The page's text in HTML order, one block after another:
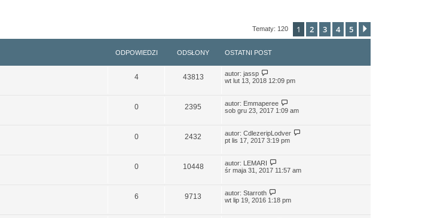
Tematy: 120 1 2 3 4 5
ODPOWIEDZI ODSŁONY OSTATNI POST
4 43813 autor: jassp
wt lut 13, 2018 12:09 pm
0 2395 autor: Emmaperee
sob gru 23, 2017 1:09 am
0 2432 autor: CdlezeripLodver
pt lis 17, 2017 3:19 pm
0 10448 autor: LEMARI
śr maja 31, 2017 11:57 am
6 9713 autor: Starroth
wt lip 19, 2016 1:18 pm